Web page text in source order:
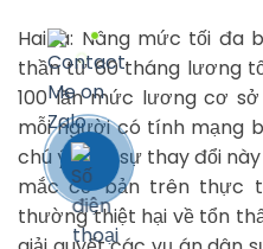
Hai là: Nâng mức tối đa
thần từ 60 tháng lương
100 lần mức lương cơ
mỗi người có tính mạng
chú ý kỹ là sự thay đổi
mắc cơ bản trên thực
thường thiệt hại về tổn